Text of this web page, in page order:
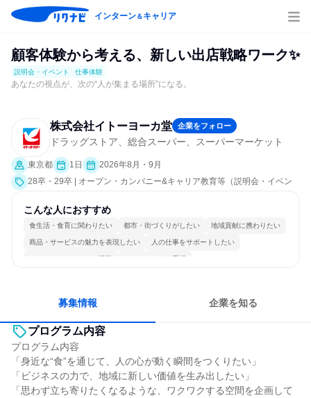
インターン＆キャリア
顧客体験から考える、新しい出店戦略ワーク✨
説明会・イベント 仕事体験
あなたの視点が、次の“人が集まる場所”になる。
株式会社イトーヨーカ堂 企業をフォロー
ドラッグストア、総合スーパー、スーパーマーケット
東京都 1日
2026年8月・9月
28卒・29卒 | オープン・カンパニー&キャリア教育等（説明会・イベン
究]、仕事体験）
こんな人におすすめ
食生活・食育に関わりたい 都市・街づくりがしたい 地域貢献に携わりたい
商品・サービスの魅力を表現したい 人の仕事をサポートしたい
コミュニケーションが活発 チームワークを重視
募集情報 企業を知る
プログラム内容
プログラム内容
「身近な“食”を通じて、人の心が動く瞬間をつくりたい」
「ビジネスの力で、地域に新しい価値を生み出したい」
「思わず立ち寄りたくなるような、ワクワクする空間を企画して